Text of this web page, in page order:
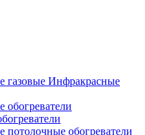
Инфракрасные